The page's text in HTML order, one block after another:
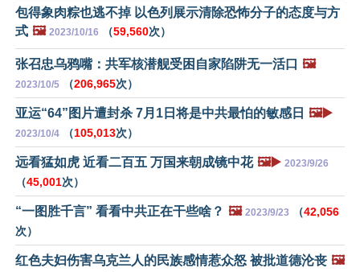
包得象肉粽也逃不掉 以色列展示清除恐怖分子的态度与方
式 🖼️ 2023/10/16 （59,560次）
张召忠乌鸦嘴：共军核潜舰受困自家陷阱无一活口 🖼️
2023/10/5 （206,965次）
亚运“64”图片遭封杀 7月1日将是中共最怕的敏感日 🖼️▶️
2023/10/4 （105,013次）
远看猛如虎 近看二百五 万国来朝成镜中花 🖼️▶️ 2023/9/26
（45,001次）
“一图胜千言” 看看中共正在干些啥？ 🖼️ 2023/9/23 （42,056
次）
红色夫妇伤害乌克兰人的民族感情惹众怒 被批道德沦丧 🖼️